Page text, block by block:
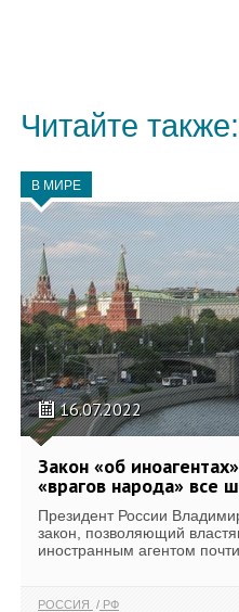
Читайте также:
В МИРЕ
16.07.2022
Закон «об
«врагов народа» все
Президент России
закон, позволяющий
иностранным агентом почти
РОССИЯ РФ